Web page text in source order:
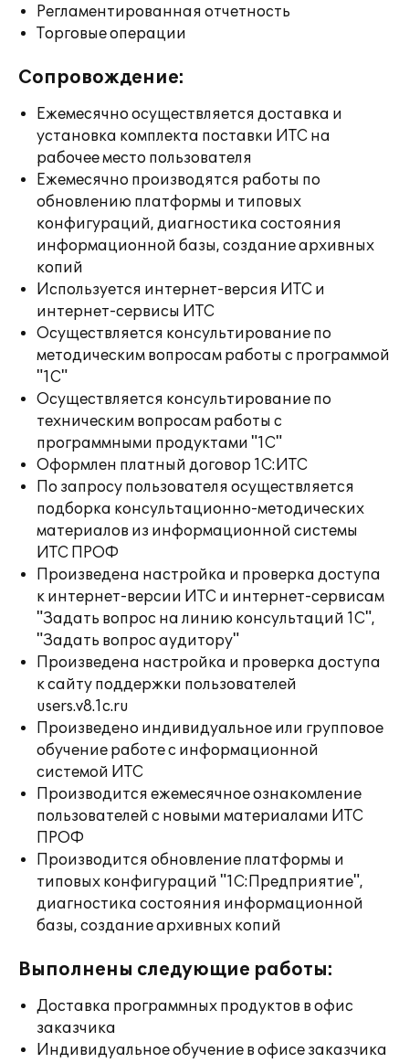
Регламентированная отчетность
Торговые операции
Сопровождение:
Ежемесячно осуществляется доставка и
установка комплекта поставки ИТС на
рабочее место пользователя
Ежемесячно производятся работы по
обновлению платформы и типовых
конфигураций, диагностика состояния
информационной базы, создание архивных
копий
Используется интернет-версия ИТС и
интернет-сервисы ИТС
Осуществляется консультирование по
методическим вопросам работы с программой
"1С"
Осуществляется консультирование по
техническим вопросам работы с
программными продуктами "1С"
Оформлен платный договор 1С:ИТС
По запросу пользователя осуществляется
подборка консультационно-методических
материалов из информационной системы
ИТС ПРОФ
Произведена настройка и проверка доступа
к интернет-версии ИТС и интернет-сервисам
"Задать вопрос на линию консультаций 1С",
"Задать вопрос аудитору"
Произведена настройка и проверка доступа
к сайту поддержки пользователей
users.v8.1c.ru
Произведено индивидуальное или групповое
обучение работе с информационной
системой ИТС
Производится ежемесячное ознакомление
пользователей с новыми материалами ИТС
ПРОФ
Производится обновление платформы и
типовых конфигураций "1С:Предприятие",
диагностика состояния информационной
базы, создание архивных копий
Выполнены следующие работы:
Доставка программных продуктов в офис
заказчика
Индивидуальное обучение в офисе заказчика